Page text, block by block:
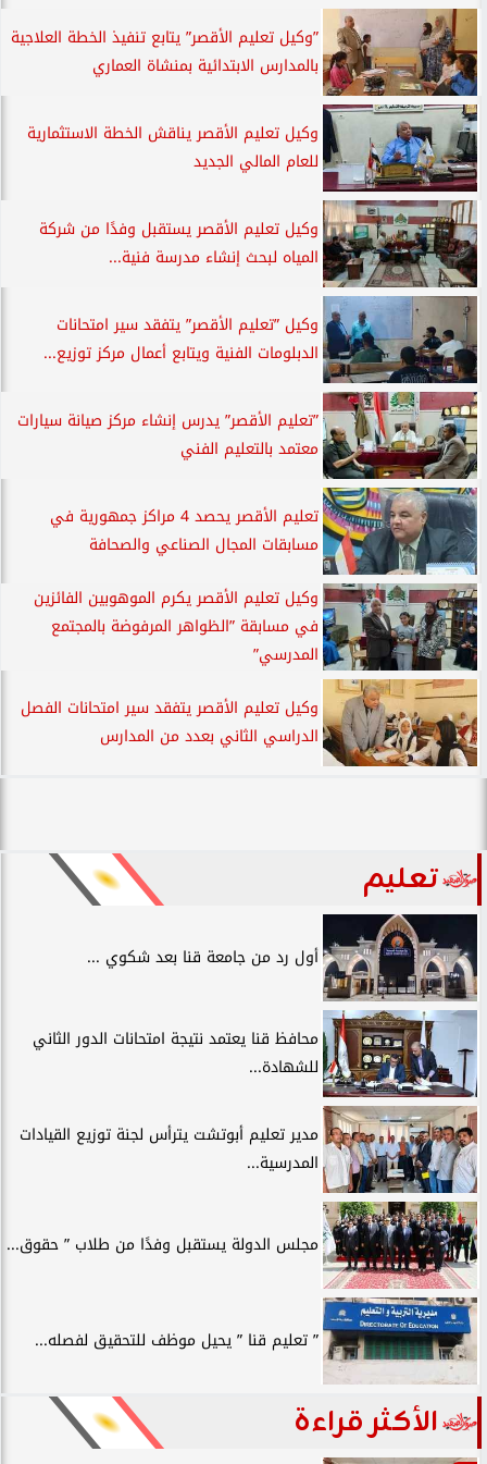
”وكيل تعليم الأقصر” يتابع تنفيذ الخطة العلاجية
بالمدارس الابتدائية بمنشاة العماري
وكيل تعليم الأقصر يناقش الخطة الاستثمارية
للعام المالي الجديد
وكيل تعليم الأقصر يستقبل وفدًا من شركة
المياه لبحث إنشاء مدرسة فنية...
وكيل ”تعليم الأقصر” يتفقد سير امتحانات
الدبلومات الفنية ويتابع أعمال مركز توزيع...
”تعليم الأقصر” يدرس إنشاء مركز صيانة سيارات
معتمد بالتعليم الفني
تعليم الأقصر يحصد 4 مراكز جمهورية في
مسابقات المجال الصناعي والصحافة
وكيل تعليم الأقصر يكرم الموهوبين الفائزين
في مسابقة ”الظواهر المرفوضة بالمجتمع
المدرسي”
وكيل تعليم الأقصر يتفقد سير امتحانات الفصل
الدراسي الثاني بعدد من المدارس
تعليم
أول رد من جامعة قنا بعد شكوي ...
محافظ قنا يعتمد نتيجة امتحانات الدور الثاني
للشهادة...
مدير تعليم أبوتشت يترأس لجنة توزيع القيادات
المدرسية...
مجلس الدولة يستقبل وفدًا من طلاب ” حقوق...
” تعليم قنا ” يحيل موظف للتحقيق لفصله...
الأكثر قراءة